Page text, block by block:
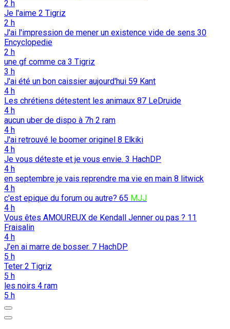
2 h
Je l'aime 2 Tigriz
2 h
J'ai l'impression de mener un existence vide de sens 30
Encyclopedie
2 h
une gf comme ca 3 Tigriz
3 h
J'ai été un bon caissier aujourd'hui 59 Kant
4 h
Les chrétiens détestent les animaux 87 LeDruide
4 h
aucun uber de dispo à 7h 2 ram
4 h
J'ai retrouvé le boomer originel 8 Elkiki
4 h
Je vous déteste et je vous envie. 3 HachDP
4 h
en septembre je vais reprendre ma vie en main 8 litwick
4 h
c'est epique du forum ou autre? 65 MJJ
4 h
Vous êtes AMOUREUX de Kendall Jenner ou pas ? 11
Fraisalin
4 h
J’en ai marre de bosser. 7 HachDP
5 h
Teter 2 Tigriz
5 h
les noirs 4 ram
5 h